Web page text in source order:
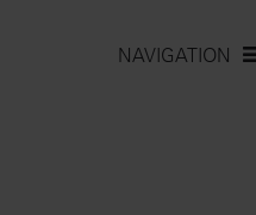
NAVIGATION